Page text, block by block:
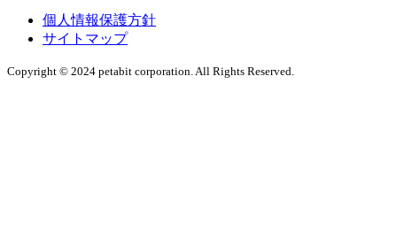
個人情報保護方針
サイトマップ
Copyright © 2024 petabit corporation. All Rights Reserved.